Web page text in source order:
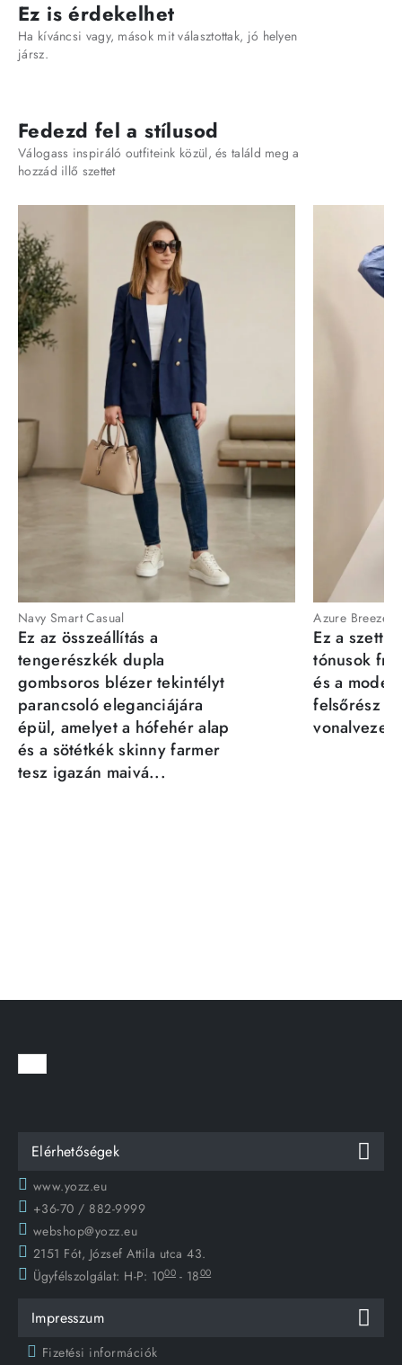
Ez is érdekelhet
Ha kíváncsi vagy, mások mit választottak, jó helyen
jársz.
Fedezd fel a stílusod
Válogass inspiráló outfiteink közül, és találd meg a
hozzád illő szettet
Navy Smart Casual
Ez az összeállítás a
tengerészkék dupla
gombsoros blézer tekintélyt
parancsoló eleganciájára
épül, amelyet a hófehér alap
és a sötétkék skinny farmer
tesz igazán maivá...
Azure Breeze
Ez a szett
tónusok
és a
felsőrész
Elérhetőségek
www.yozz.eu
+36-70 / 882-9999
webshop@yozz.eu
2151 Fót, József Attila utca 43.
Ügyfélszolgálat: H-P: 1000 - 1800
Impresszum
Fizetési információk